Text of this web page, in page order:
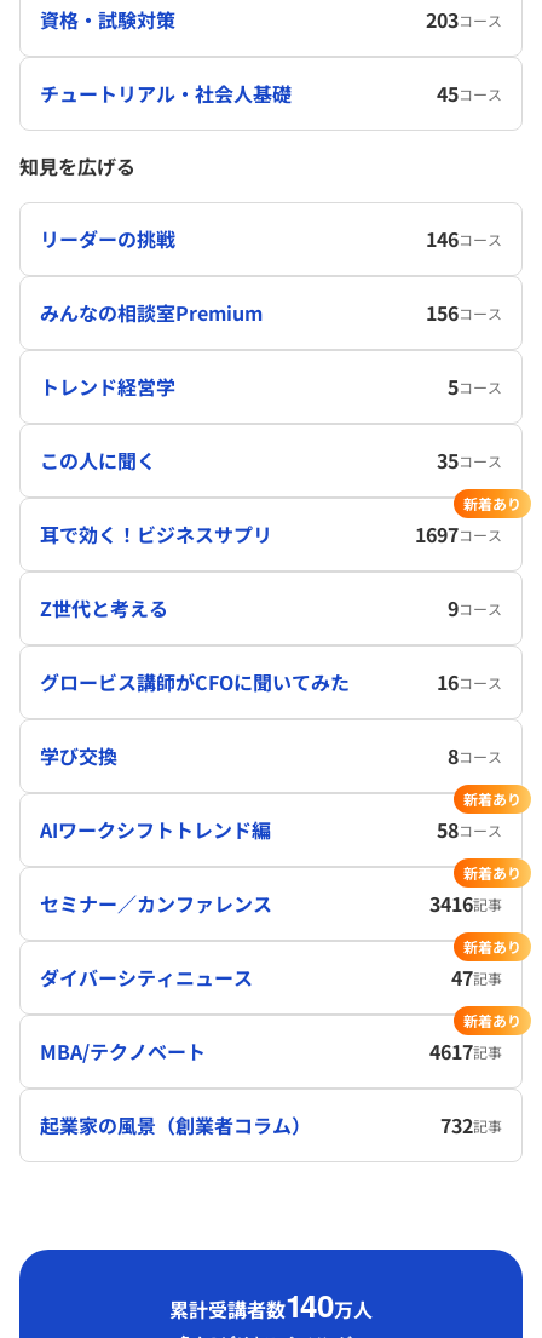
資格・試験対策 203コース
チュートリアル・社会人基礎 45コース
知見を広げる
リーダーの挑戦 146コース
みんなの相談室Premium 156コース
トレンド経営学 5コース
この人に聞く 35コース
耳で効く！ビジネスサプリ 1697コース
新着あり
Z世代と考える 9コース
グロービス講師がCFOに聞いてみた 16コース
学び交換 8コース
AIワークシフトトレンド編 58コース
新着あり
セミナー／カンファレンス 3416記事
新着あり
ダイバーシティニュース 47記事
新着あり
MBA/テクノベート 4617記事
新着あり
起業家の風景（創業者コラム） 732記事
累計受講者数140万人